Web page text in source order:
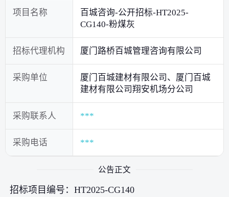
项目名称
百城咨询-公开招标-HT2025-
CG140-粉煤灰
招标代理机构 厦门路桥百城管理咨询有限公司
采购单位
厦门百城建材有限公司、厦门百城
建材有限公司翔安机场分公司
采购联系人 ***
采购电话 ***
公告正文
招标项目编号：HT2025-CG140